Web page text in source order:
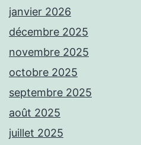
janvier 2026
décembre 2025
novembre 2025
octobre 2025
septembre 2025
août 2025
juillet 2025